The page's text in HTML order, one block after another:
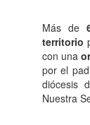
Más de
territorio
con una
por el
diócesis
Nuestra